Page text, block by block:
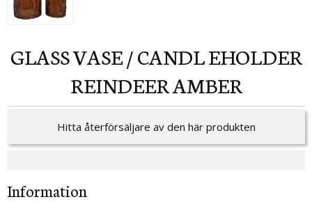
GLASS VASE / CANDL EHOLDER
REINDEER AMBER
Hitta återförsäljare av den här produkten
Information